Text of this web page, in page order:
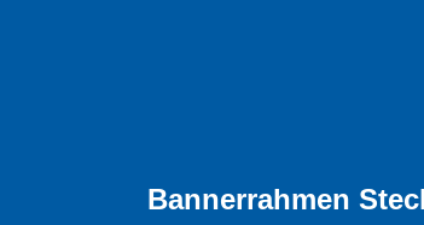
Bannerrahmen